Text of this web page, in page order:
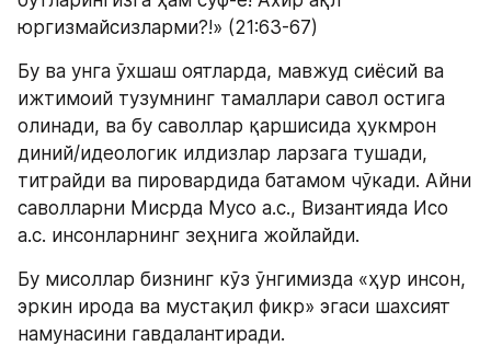
юргизмайсизларми?!» (21:63-67)
Бу ва унга ўхшаш оятларда, мавжуд сиёсий ва
ижтимоий тузумнинг тамаллари савол остига
олинади, ва бу саволлар қаршисида ҳукмрон
диний/идеологик илдизлар ларзага тушади,
титрайди ва пировардида батамом чўкади. Айни
саволларни Мисрда Мусо а.с., Византияда Исо
а.с. инсонларнинг зеҳнига жойлайди.
Бу мисоллар бизнинг кўз ўнгимизда «ҳур инсон,
эркин ирода ва мустақил фикр» эгаси шахсият
намунасини гавдалантиради.